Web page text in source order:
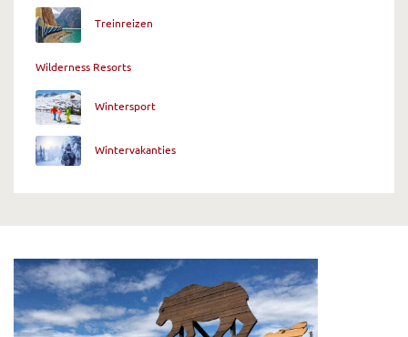
Treinreizen
Wilderness Resorts
Wintersport
Wintervakanties